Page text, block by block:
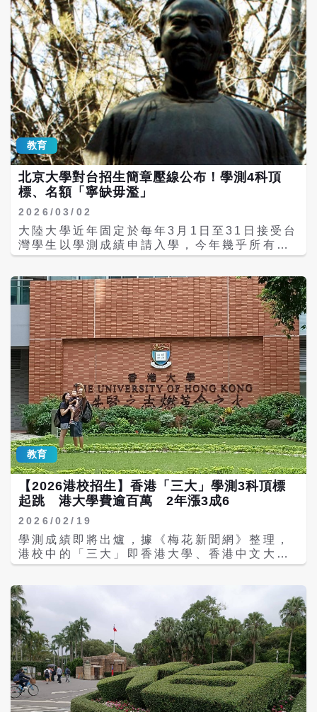
學排名評估了來自106個國家地區的1500多所
大學。歐洲、北美和亞洲的全球競爭日益激
烈。麻省理工學院連續第15年蟬聯榜首，倫敦
帝國理工學院和史丹佛大學並列第二。 第1至
8均為美國或英國院校，只有並列第8名的瑞士
蘇黎世聯邦理工學院及第10名的新加坡國立大
學除外。新加坡國立大學成為「亞洲一哥」；
同樣來自新加坡的南洋理工大學第12名。 兩
岸三地以香港大學第11名最佳；另外4所擠進
百強的港校是香港中文大學第18名、香港科技
大學第33名、香港理工大學第50名、香港城市
大學第52名。 大陸有5所大學進入百強，除了
北大和北京清華之外，上海復旦大學第26名、
上海交通大學第36名、浙江大學第47名、南京
大學第90名。 台灣大學是世界排名第54名、
2所來自新加坡、5所來自中國大陸、5所來自
香港，另外還有來自韓國的首爾國立大學（第
列第52名）；以及來自日本的東京大學（第39
名）。
教育
北京大學對台招生簡章壓線公布！學測4科頂
標、名額「寧缺毋濫」
2026/03/02
大陸大學近年固定於每年3月1日至31日接受台
灣學生以學測成績申請入學，今年幾乎所有陸
校都早早公布對台招生簡章，甚至有去年11月
28日才公布，門檻是學測4科頂標，並標明名
額「寧缺毋濫」。值得一提的是，北大要求親
赴校區面試。 北京大學2月28日公布「2026
年招收台灣高中畢業生簡章」，表示招生工作
將本著「公平、公正、公開」的原則，嚴格程
式，擇優錄取，寧缺毋濫。學測門檻是國英數
+社/自4科頂標。詳見「祖國大陸普通高校依
據台灣地區學測成績招收台灣高中畢業生系統
（https://www.gatzs.com.cn/z/tw/
北大表示，初審將根據考生學測科目總級分確
定面試名單。凡所報科系包含數學類、物理學
類、天文學、電腦類、電子資訊類、工科試驗
班類、化學類、環境科學、地質學類、地球物
理學類、心理學類、生物科學類、臨床醫學、
口腔醫學或藥學之一的考生，學測4科是國
文、數A、英文、自然。 其餘考生，學測4科
可於4月15日左右在報名系統內查詢初審結
果；預定4月下旬舉行面試，面試地點在北京
大學校內，具體安排另行通知。校方將根據面
生可於5月15日至19日登錄報名系統查詢。 北
京大學學費是醫學部每年6000元人民幣；生命
科學學院、資訊科學技術學院、元培學院每年
5300元人民幣；其他院系每年5000元人民
幣。住宿費約每年1000元人民幣。
教育
【2026港校招生】香港「三大」學測3科頂標
起跳 港大學費逾百萬 2年漲3成6
2026/02/19
學測成績即將出爐，據《梅花新聞網》整理，
港校中的「三大」即香港大學、香港中文大
學、香港科技大學的學測成績要求都是3科頂
STEM學院每年學費24.9萬港幣（約合新台幣
100.5萬元）。港大學費已是連2年大躍進，從
2024年18.2萬漲到今年24.9萬，漲幅已達3
成6，相當驚人。 英語頂標是硬標準 看準香港
國際化、全英語教學優勢，不少學子有意赴港
就讀。香港8所公立大學都接受台灣學子以學
測成績申請入學，至於非本地生名額再從去年
的40％增加到今年的50％。台灣學子可用學測
（General Scholastic Ability Test，